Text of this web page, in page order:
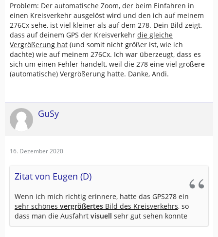
Problem: Der automatische Zoom, der beim Einfahren in
einen Kreisverkehr ausgelöst wird und den ich auf meinem
276Cx sehe, ist viel kleiner als auf dem 278. Dein Bild zeigt,
dass auf deinem GPS der Kreisverkehr die gleiche
Vergrößerung hat (und somit nicht größer ist, wie ich
dachte) wie auf meinem 276Cx. Ich war überzeugt, dass es
sich um einen Fehler handelt, weil die 278 eine viel größere
(automatische) Vergrößerung hatte. Danke, Andi.
GuSy
16. Dezember 2020
Zitat von Eugen (D)
Wenn ich mich richtig erinnere, hatte das GPS278 ein
sehr schönes vergrößertes Bild des Kreisverkehrs, so
dass man die Ausfahrt visuell sehr gut sehen konnte